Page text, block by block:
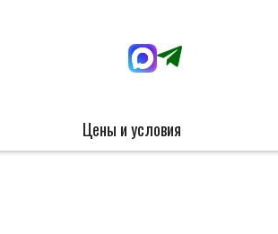
Цены и условия